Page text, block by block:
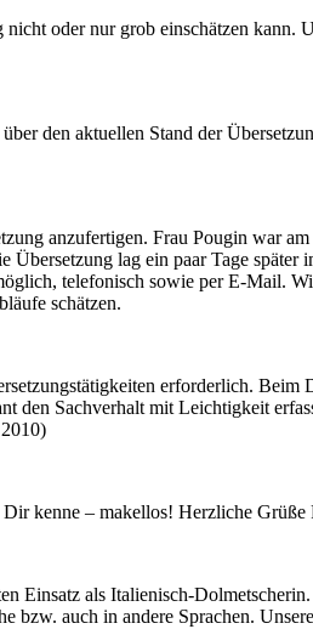
oder nur grob einschätzen kann.
den aktuellen Stand der
anzufertigen. Frau Pougin war
Übersetzung lag ein paar Tage
telefonisch sowie per E-Mail.
schätzen.
erforderlich. Beim
den Sachverhalt mit Leichtigkeit
kenne – makellos! Herzliche Grüße
Einsatz als Italienisch-
bzw. auch in andere Sprachen.